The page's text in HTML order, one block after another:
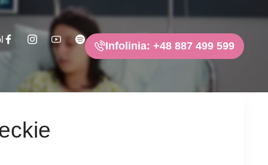
Infolinia: +48 887 499 599